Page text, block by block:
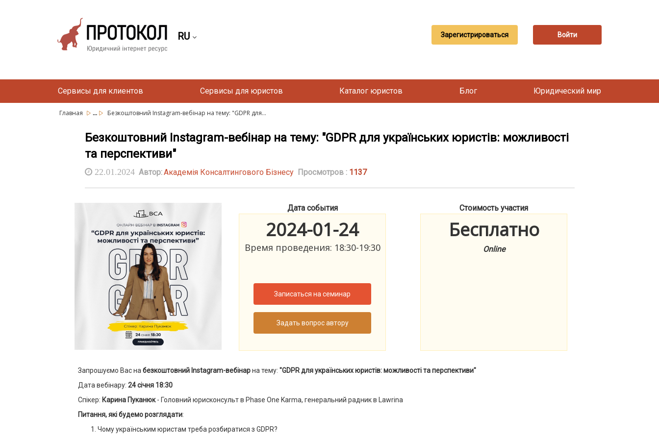
RU Зарегистрироваться Войти
Сервисы для клиентов Сервисы для юристов Каталог юристов Блог Юридический мир
Главная ... Безкоштовний Instagram-вебінар на тему: "GDPR для...
Безкоштовний Instagram-вебінар на тему: "GDPR для українських юристів: можливості
та перспективи"
22.01.2024 Автор:Академія Консалтингового Бізнесу Просмотров : 1137
Дата события
2024-01-24
Время проведения: 18:30-19:30
Записаться на семинар
Задать вопрос автору
Стоимость участия
Бесплатно
Online
Запрошуємо Вас на безкоштовний Instagram-вебінарна тему: "GDPR для українських юристів: можливості та перспективи"
Дата вебінару: 24 січня 18:30
Спікер: Карина Пуканюк- Головний юрисконсульт в Phase One Karma, генеральний радник в Lawrina
Питання, які будемо розглядати:
Чому українським юристам треба розбиратися з GDPR?